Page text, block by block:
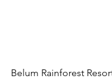
Belum Rainforest